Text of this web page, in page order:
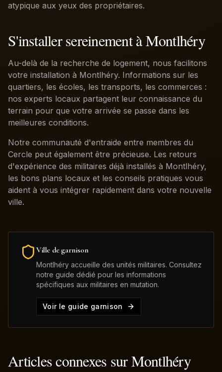
atypique aux yeux des propriétaires.
S'installer sereinement à Montlhéry
Au-delà de la recherche de logement, nous facilitons
votre installation à Montlhéry. Informations sur les
quartiers, les écoles, les transports, les commerces :
nos experts locaux partagent leur connaissance du
terrain pour que votre arrivée se passe dans les
meilleures conditions.
Notre communauté d'entraide entre membres du
Cercle peut également être précieuse. Les retours
d'expérience des militaires déjà installés à Montlhéry,
les bons plans locaux et les conseils pratiques vous
aident à vous intégrer rapidement dans votre nouvelle
ville.
Ville de garnison
Montlhéry accueille des unités militaires. Consultez
notre guide dédié pour les informations
spécifiques aux militaires en mutation.
Voir le guide garnison
Articles connexes surMontlhéry